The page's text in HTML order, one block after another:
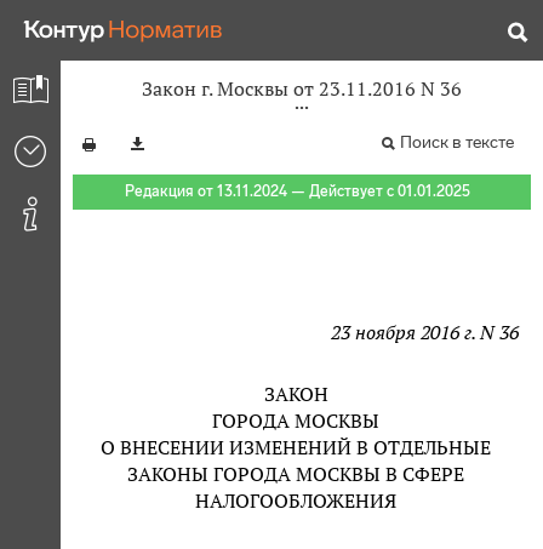
Закон г. Москвы от 23.11.2016 N 36
Поиск в тексте
Редакция от 13.11.2024 — Действует с 01.01.2025
23 ноября 2016 г. N 36
ЗАКОН
ГОРОДА МОСКВЫ
О ВНЕСЕНИИ ИЗМЕНЕНИЙ В ОТДЕЛЬНЫЕ
ЗАКОНЫ ГОРОДА МОСКВЫ В СФЕРЕ
НАЛОГООБЛОЖЕНИЯ